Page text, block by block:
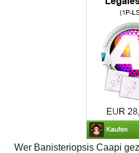
Wer Banisteriopsis Caapi